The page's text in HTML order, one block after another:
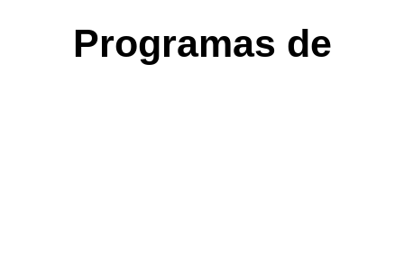
Programas de